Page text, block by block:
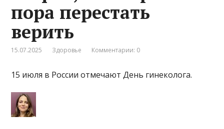
пора перестать
верить
15.07.2025 Здоровье Комментарии: 0
15 июля в России отмечают День гинеколога.